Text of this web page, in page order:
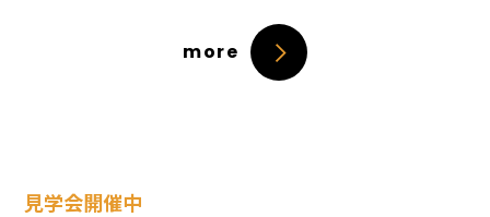
more
見学会開催中